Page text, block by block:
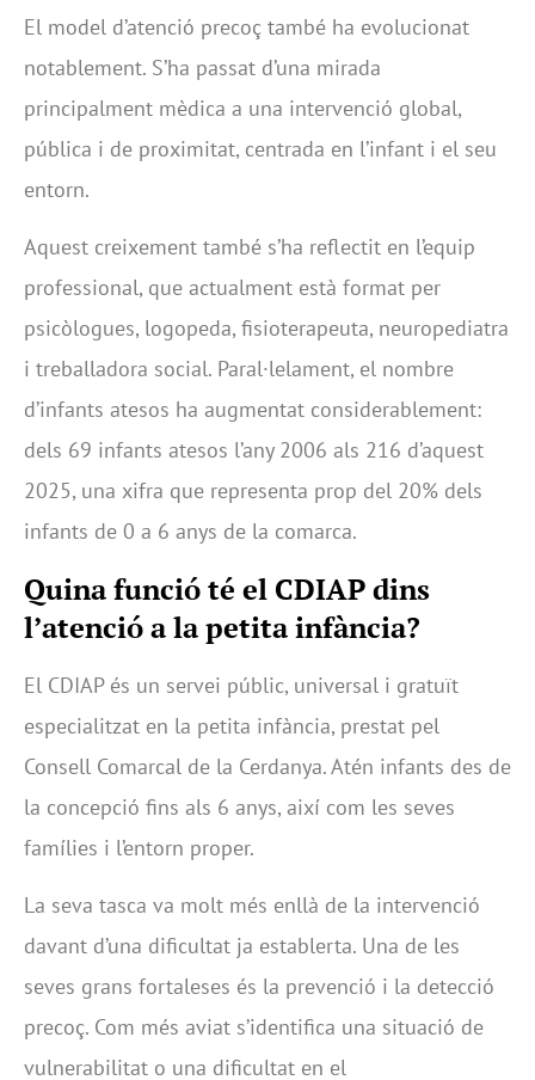
El model d’atenció precoç també ha evolucionat
notablement. S’ha passat d’una mirada
principalment mèdica a una intervenció global,
pública i de proximitat, centrada en l’infant i el seu
entorn.
Aquest creixement també s’ha reflectit en l’equip
professional, que actualment està format per
psicòlogues, logopeda, fisioterapeuta, neuropediatra
i treballadora social. Paral·lelament, el nombre
d’infants atesos ha augmentat considerablement:
dels 69 infants atesos l’any 2006 als 216 d’aquest
2025, una xifra que representa prop del 20% dels
infants de 0 a 6 anys de la comarca.
Quina funció té el CDIAP dins
l’atenció a la petita infància?
El CDIAP és un servei públic, universal i gratuït
especialitzat en la petita infància, prestat pel
Consell Comarcal de la Cerdanya. Atén infants des de
la concepció fins als 6 anys, així com les seves
famílies i l’entorn proper.
La seva tasca va molt més enllà de la intervenció
davant d’una dificultat ja establerta. Una de les
seves grans fortaleses és la prevenció i la detecció
precoç. Com més aviat s’identifica una situació de
vulnerabilitat o una dificultat en el